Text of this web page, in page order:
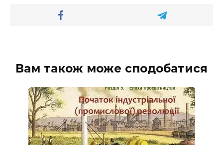
Вам також може сподобатися